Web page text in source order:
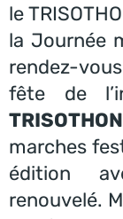
le
la Journée
rendez-
fête de
TRISOTHON
marches
édition
renouvelé.